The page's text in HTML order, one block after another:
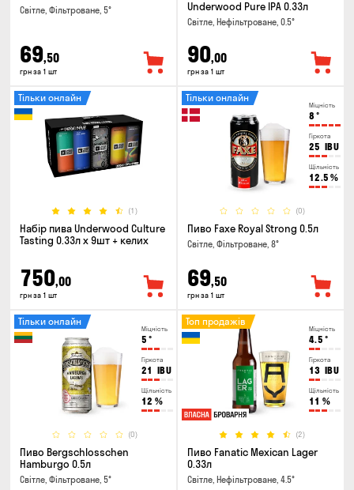
Світле, Фільтроване, 5°
69,50
грн за 1 шт
Underwood Pure IPA 0.33л
Світле, Нефільтроване, 0.5°
90,00
грн за 1 шт
(1)
Тільки онлайн
Набір пива Underwood Culture
Tasting 0.33л x 9шт + келих
750,00
грн за 1 шт
Міцність
8 °
Гіркота
25 IBU
Щільність
12.5 %
(0)
Тільки онлайн
Пиво Faxe Royal Strong 0.5л
Світле, Фільтроване, 8°
69,50
грн за 1 шт
Міцність
5 °
Гіркота
21 IBU
Щільність
12 %
(0)
Тільки онлайн
Пиво Bergschlosschen
Hamburgo 0.5л
Світле, Фільтроване, 5°
Міцність
4.5 °
Гіркота
13 IBU
Щільність
11 %
(2)
Топ продажів
Пиво Fanatic Mexican Lager
0.33л
Світле, Нефільтроване, 4.5°